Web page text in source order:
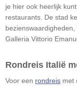
je hier ook heerlijk
restaurants. De stad
Galleria Vittorio
Rondreis Italië
Voor een rondreis met